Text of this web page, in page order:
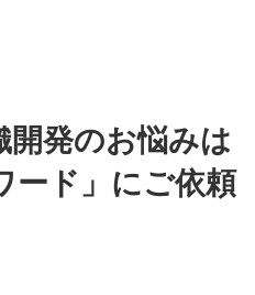
開発のお悩みは
ード」にご依頼